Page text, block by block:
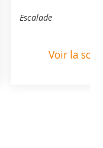
Escalade
Voir la